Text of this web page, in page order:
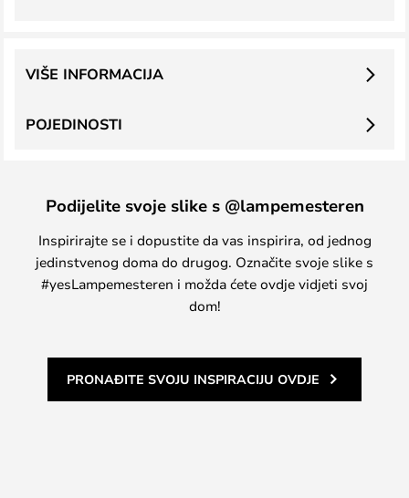
POJEDINOSTI
VIŠE INFORMACIJA
Podijelite svoje slike s @lampemesteren
Inspirirajte se i dopustite da vas inspirira, od jednog
jedinstvenog doma do drugog. Označite svoje slike s
#yesLampemesteren i možda ćete ovdje vidjeti svoj
dom!
PRONAĐITE SVOJU INSPIRACIJU OVDJE